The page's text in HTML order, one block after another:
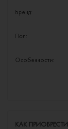
Бренд:
Пол:
Особенности:
КАК